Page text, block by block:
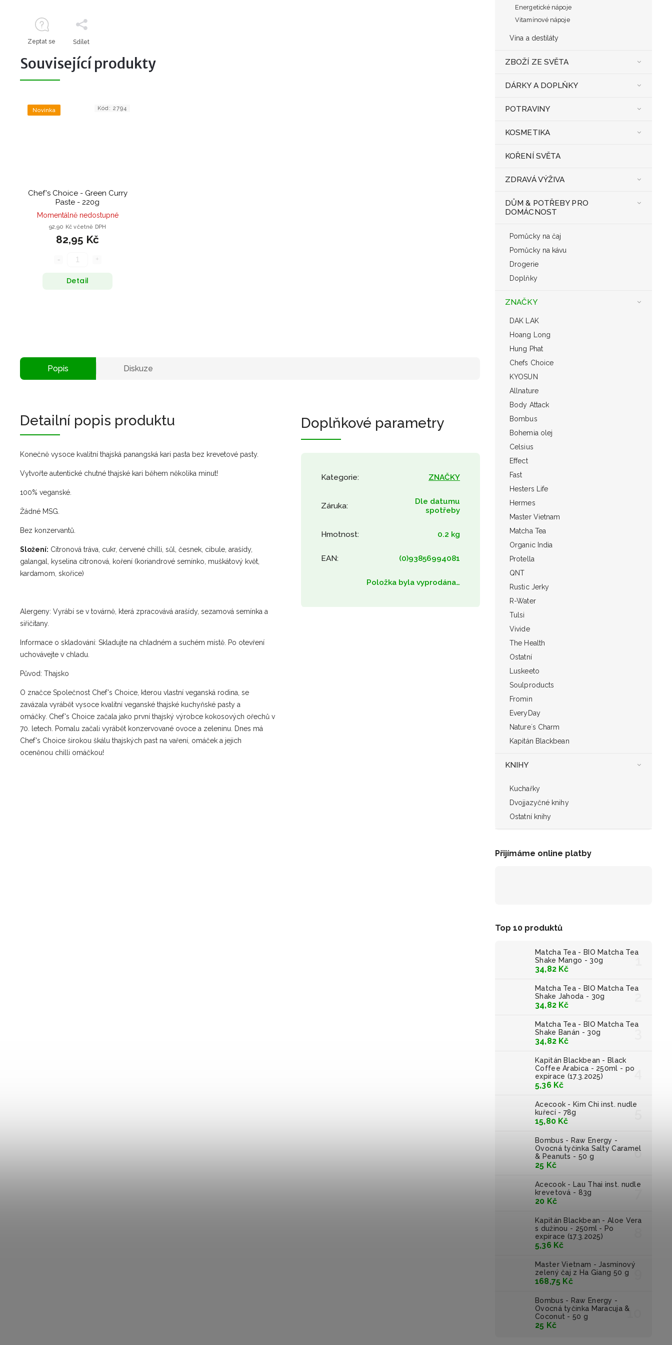
Energetické nápoje
Vitamínové nápoje
Vína a destiláty
ZBOŽÍ ZE SVĚTA
DÁRKY A DOPLŇKY
POTRAVINY
KOSMETIKA
KOŘENÍ SVĚTA
ZDRAVÁ VÝŽIVA
DŮM & POTŘEBY PRO
DOMÁCNOST
Pomůcky na čaj
Pomůcky na kávu
Drogerie
Doplňky
ZNAČKY
DAK LAK
Hoang Long
Hung Phat
Chefs Choice
KYOSUN
Allnature
Body Attack
Bombus
Bohemia olej
Celsius
Effect
Fast
Hesters Life
Hermes
Master Vietnam
Matcha Tea
Organic India
Protella
QNT
Rustic Jerky
R-Water
Tulsi
Vivide
The Health
Ostatní
Luskeeto
Soulproducts
Fromin
EveryDay
Nature´s Charm
Kapitán Blackbean
KNIHY
Kuchařky
Dvojjazyčné knihy
Ostatní knihy
Přijímáme online platby
Top 10 produktů
Matcha Tea - BIO Matcha Tea
Shake Mango - 30g
34,82 Kč
Matcha Tea - BIO Matcha Tea
Shake Jahoda - 30g
34,82 Kč
Matcha Tea - BIO Matcha Tea
Shake Banán - 30g
34,82 Kč
Kapitán Blackbean - Black
Coffee Arabica - 250ml - po
expirace (17.3.2025)
5,36 Kč
Acecook - Kim Chi inst. nudle
kuřecí - 78g
15,80 Kč
Bombus - Raw Energy -
Ovocná tyčinka Salty Caramel
& Peanuts - 50 g
25 Kč
Acecook - Lau Thai inst. nudle
krevetová - 83g
20 Kč
Kapitán Blackbean - Aloe Vera
s dužinou - 250ml - Po
expirace (17.3.2025)
5,36 Kč
Master Vietnam - Jasmínový
zelený čaj z Ha Giang 50 g
168,75 Kč
Bombus - Raw Energy -
Ovocná tyčinka Maracuja &
Coconut - 50 g
25 Kč
Zeptat se Sdílet
Související produkty
Novinka
Chef's Choice - Green Curry
Paste - 220g
Momentálně nedostupné
92,90 Kč včetně DPH
82,95 Kč
Detail
Kód: 2794
Popis Diskuze
Detailní popis produktu
Konečně vysoce kvalitní thajská panangská kari pasta bez krevetové pasty.
Vytvořte autentické chutné thajské kari během několika minut!
100% veganské.
Žádné MSG.
Bez konzervantů.
Složení: Citronová tráva, cukr, červené chilli, sůl, česnek, cibule, arašídy,
galangal, kyselina citronová, koření (koriandrové semínko, muškátový květ,
kardamom, skořice)
Alergeny: Vyrábí se v továrně, která zpracovává arašídy, sezamová semínka a
siřičitany.
Informace o skladování: Skladujte na chladném a suchém místě. Po otevření
uchovávejte v chladu.
Původ: Thajsko
O značce Společnost Chef's Choice, kterou vlastní veganská rodina, se
zavázala vyrábět vysoce kvalitní veganské thajské kuchyňské pasty a
omáčky. Chef's Choice začala jako první thajský výrobce kokosových ořechů v
70. letech.
Pomalu začali vyrábět konzervované ovoce a zeleninu.
Dnes má
Chef's Choice širokou škálu thajských past na vaření, omáček a jejich
oceněnou chilli omáčkou!
Doplňkové parametry
Kategorie: ZNAČKY
Záruka:
Dle datumu
spotřeby
Hmotnost: 0.2 kg
EAN: (0)93856994081
Položka byla vyprodána…